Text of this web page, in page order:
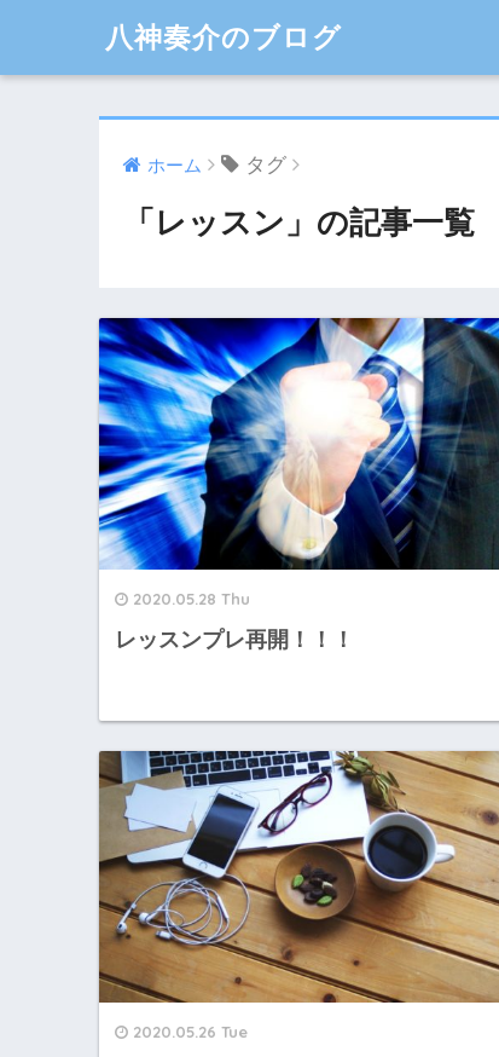
八神奏介のブログ
ホーム タグ
「レッスン」の記事一覧
2020.05.28 Thu
レッスンプレ再開！！！
2020.05.26 Tue